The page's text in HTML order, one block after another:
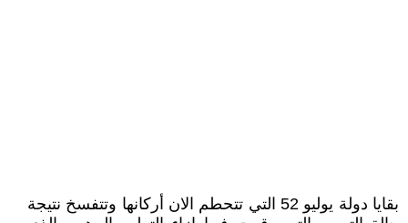
بقايا دولة يوليو 52 التي تتحطم الان أركانها وتتفسخ نتيجة